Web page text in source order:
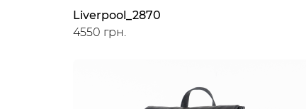
Liverpool_2870
4550 грн.